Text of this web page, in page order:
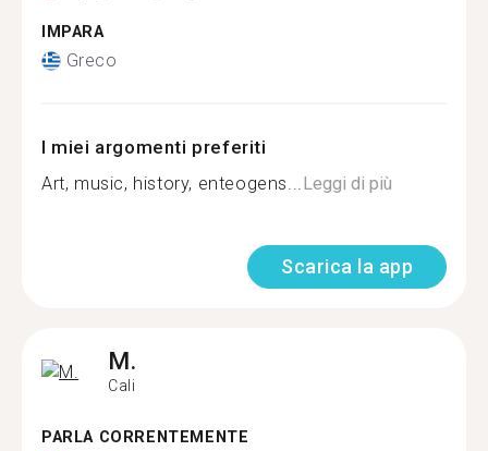
IMPARA
Greco
I miei argomenti preferiti
Art, music, history, enteogens...Leggi di più
Scarica la app
M.
Cali
PARLA CORRENTEMENTE